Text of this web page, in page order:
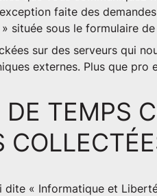
faite des
située sous le formulaire
sur des serveurs qui
externes. Plus que
TEMPS
dite « Informatique et